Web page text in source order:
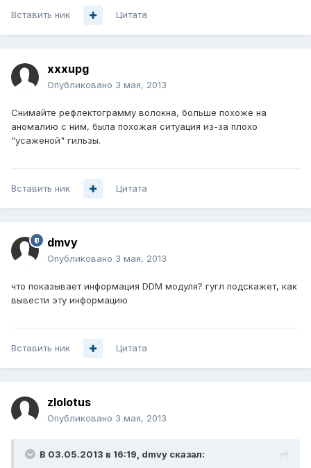
Вставить ник Цитата
xxxupg
Опубликовано 3 мая, 2013
Снимайте рефлектограмму волокна, больше похоже на
аномалию с ним, была похожая ситуация из-за плохо
"усаженой" гильзы.
Вставить ник Цитата
dmvy
Опубликовано 3 мая, 2013
что показывает информация DDM модуля? гугл подскажет, как
вывести эту информацию
Вставить ник Цитата
zlolotus
Опубликовано 3 мая, 2013
В 03.05.2013 в 16:19, dmvy сказал: